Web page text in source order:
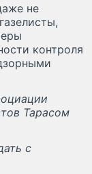
не
контроля
Тарасом
с